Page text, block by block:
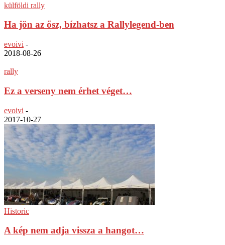
külföldi rally
Ha jön az ősz, bízhatsz a Rallylegend-ben
evoivi -
2018-08-26
rally
Ez a verseny nem érhet véget…
evoivi -
2017-10-27
Historic
A kép nem adja vissza a hangot…